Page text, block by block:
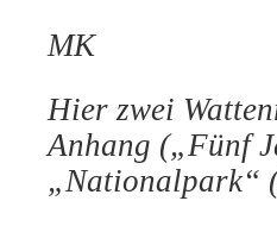
MK
Hier zwei
Anhang („Fünf
„Nationalpark“